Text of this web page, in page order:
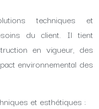
techniques et
du client. Il tient
en vigueur, des
environnemental des
et esthétiques :